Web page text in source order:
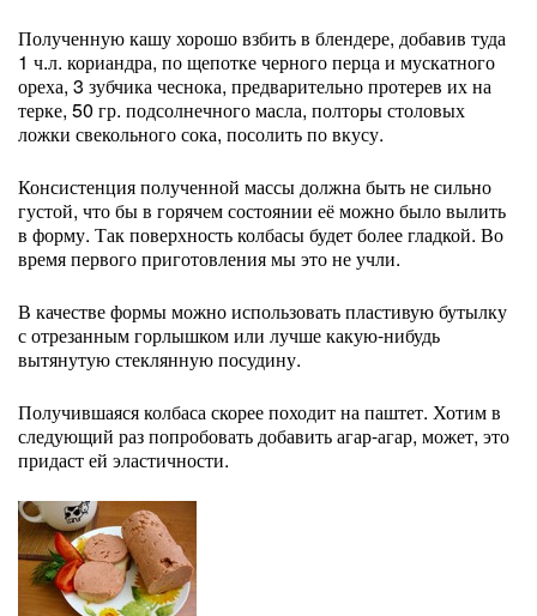
Полученную кашу хорошо взбить в блендере, добавив туда
1 ч.л. кориандра, по щепотке черного перца и мускатного
ореха, 3 зубчика чеснока, предварительно протерев их на
терке, 50 гр. подсолнечного масла, полторы столовых
ложки свекольного сока, посолить по вкусу.
Консистенция полученной массы должна быть не сильно
густой, что бы в горячем состоянии её можно было вылить
в форму. Так поверхность колбасы будет более гладкой. Во
время первого приготовления мы это не учли.
В качестве формы можно использовать пластивую бутылку
с отрезанным горлышком или лучше какую-нибудь
вытянутую стеклянную посудину.
Получившаяся колбаса скорее походит на паштет. Хотим в
следующий раз попробовать добавить агар-агар, может, это
придаст ей эластичности.